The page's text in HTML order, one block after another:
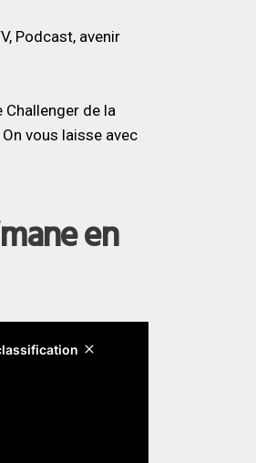
Podcast, avenir
Challenger de la
vous laisse avec
en